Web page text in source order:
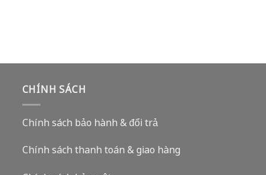
CHÍNH SÁCH
Chính sách bảo hành & đổi trả
Chính sách thanh toán & giao hàng